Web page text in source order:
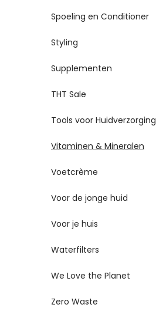
Spoeling en Conditioner
Styling
Supplementen
THT Sale
Tools voor Huidverzorging
Vitaminen & Mineralen
Voetcrème
Voor de jonge huid
Voor je huis
Waterfilters
We Love the Planet
Zero Waste